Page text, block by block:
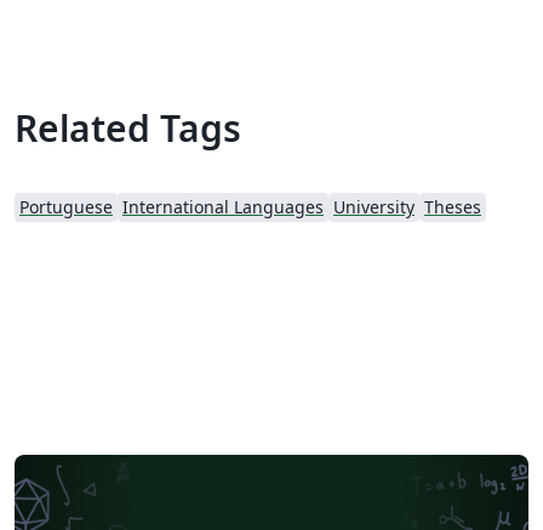
Related Tags
Portuguese International Languages University Theses